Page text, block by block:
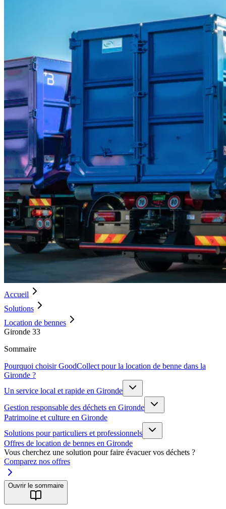
Accueil
Solutions
Location de bennes
Gironde 33
Sommaire
Pourquoi choisir GoodCollect pour la location de benne dans la
Gironde ?
Un service local et rapide en Gironde
Gestion responsable des déchets en Gironde
Patrimoine et culture en Gironde
Solutions pour particuliers et professionnels
Offres de location de bennes en Gironde
Vous cherchez une solution pour faire évacuer vos déchets ?
Comparez nos offres
Ouvrir le sommaire